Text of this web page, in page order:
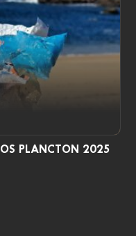
PLANCTON 2025